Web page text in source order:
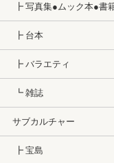
┣ 写真集●ムック本●書
┣ 台本
┣ バラエティ
┗ 雑誌
サブカルチャー
┣ 宝島